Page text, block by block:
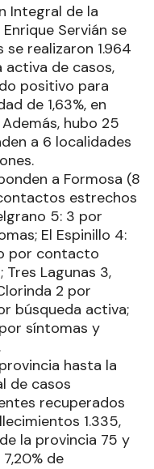
Integral de la
Servián se
realizaron 1.964
de casos,
positivo para
de 1,63%, en
hubo 25
a 6 localidades
a Formosa (8
estrechos
5: 3 por
El Espinillo 4:
por contacto
Lagunas 3,
2 por
búsqueda activa;
síntomas y
hasta la
de casos
recuperados
1.335,
la provincia 75 y
de